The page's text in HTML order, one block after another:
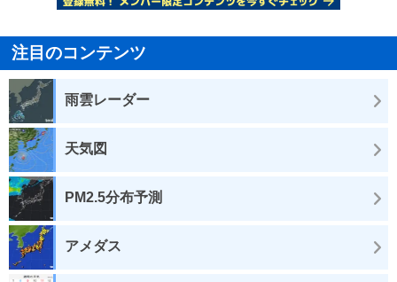
注目のコンテンツ
雨雲レーダー
天気図
PM2.5分布予測
アメダス